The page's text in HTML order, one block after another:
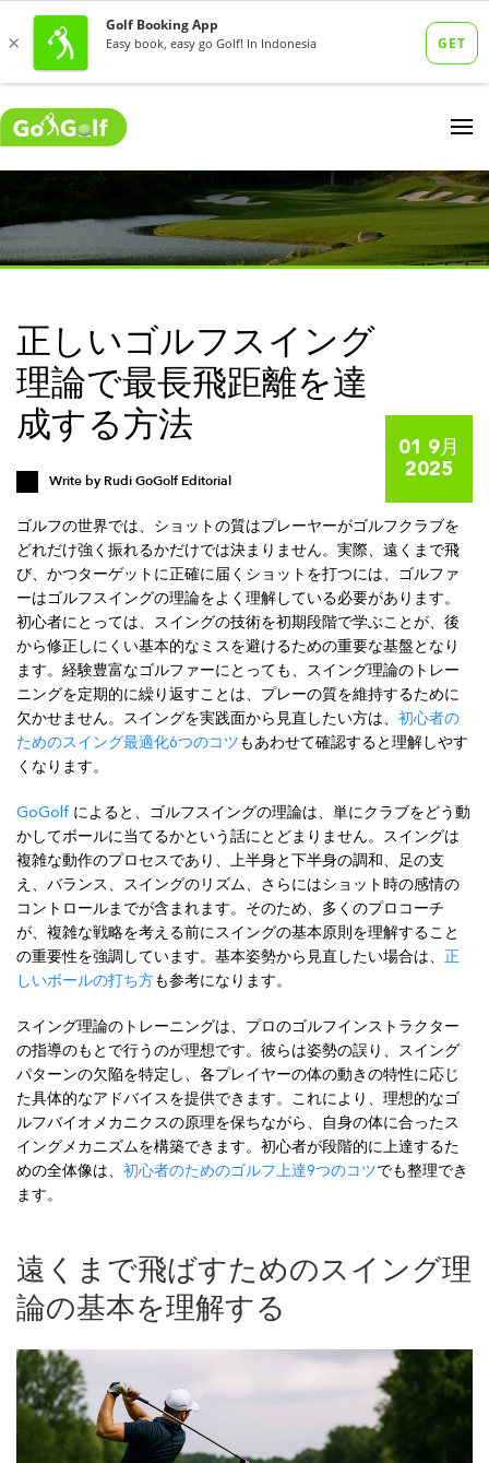
正しいゴルフスイング
理論で最長飛距離を達
成する方法
01 9月
2025
Write by Rudi GoGolf Editorial
ゴルフの世界では、ショットの質はプレーヤーがゴルフクラブを
どれだけ強く振れるかだけでは決まりません。実際、遠くまで飛
び、かつターゲットに正確に届くショットを打つには、ゴルファ
ーはゴルフスイングの理論をよく理解している必要があります。
初心者にとっては、スイングの技術を初期段階で学ぶことが、後
から修正しにくい基本的なミスを避けるための重要な基盤となり
ます。経験豊富なゴルファーにとっても、スイング理論のトレー
ニングを定期的に繰り返すことは、プレーの質を維持するために
欠かせません。スイングを実践面から見直したい方は、 初心者の
ためのスイング最適化6つのコツ もあわせて確認すると理解しやす
くなります。
GoGolf によると、ゴルフスイングの理論は、単にクラブをどう動
かしてボールに当てるかという話にとどまりません。スイングは
複雑な動作のプロセスであり、上半身と下半身の調和、足の支
え、バランス、スイングのリズム、さらにはショット時の感情の
コントロールまでが含まれます。そのため、多くのプロコーチ
が、複雑な戦略を考える前にスイングの基本原則を理解すること
の重要性を強調しています。基本姿勢から見直したい場合は、
正
しいボールの打ち方も参考になります。
スイング理論のトレーニングは、プロのゴルフインストラクター
の指導のもとで行うのが理想です。彼らは姿勢の誤り、スイング
パターンの欠陥を特定し、各プレイヤーの体の動きの特性に応じ
た具体的なアドバイスを提供できます。これにより、理想的なゴ
ルフバイオメカニクスの原理を保ちながら、自身の体に合ったス
イングメカニズムを構築できます。初心者が段階的に上達するた
めの全体像は、 初心者のためのゴルフ上達9つのコツでも整理でき
ます。
遠くまで飛ばすためのスイング理
論の基本を理解する